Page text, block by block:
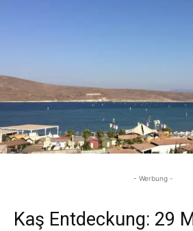
- Werbung -
Kaş Entdeckung: 29